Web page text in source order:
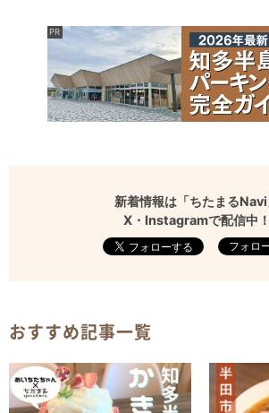
新着情報は「ちたまるNavi
X・Instagramで配信中！
フォロ
おすすめ記事一覧